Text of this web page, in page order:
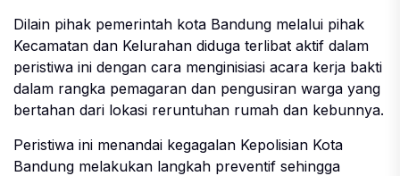
Dilain pihak pemerintah kota Bandung melalui pihak
Kecamatan dan Kelurahan diduga terlibat aktif dalam
peristiwa ini dengan cara menginisiasi acara kerja bakti
dalam rangka pemagaran dan pengusiran warga yang
bertahan dari lokasi reruntuhan rumah dan kebunnya.
Peristiwa ini menandai kegagalan Kepolisian Kota
Bandung melakukan langkah preventif sehingga